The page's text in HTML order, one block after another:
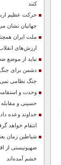
کنند
حرکت عظیم
جهانیان نشان
ملت ایران
ارزش‌های
نباید از
دشمن برای جنگ
جنگ نظامی
وحدت و
حسینی و مقابله
خداوند وعده
انتقام خواهد
شیاطین زمان
صهیونیستی از
خشم آمده‌اند